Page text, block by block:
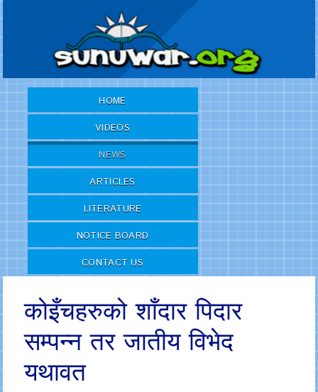
HOME
VIDEOS
NEWS
ARTICLES
LITERATURE
NOTICE BOARD
CONTACT US
कोइँचहरुको शाँदार पिदार
सम्पन्न तर जातीय विभेद
यथावत